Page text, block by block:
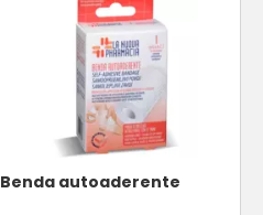
Benda autoaderente